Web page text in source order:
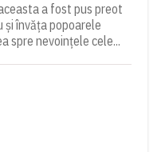
a fost pus preot
și învăța popoarele
spre nevoințele cele...